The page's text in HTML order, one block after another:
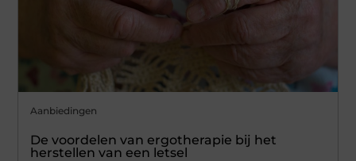
Aanbiedingen
De voordelen van ergotherapie bij het
herstellen van een letsel